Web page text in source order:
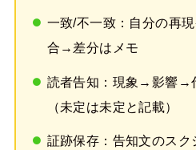
一致/不一致：自分の再
合→差分はメモ
読者告知：現象→影響→
（未定は未定と記載）
証跡保存：告知文のス